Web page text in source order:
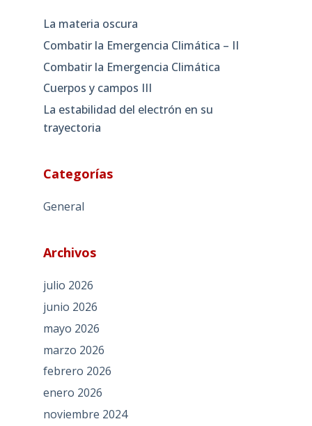
La materia oscura
Combatir la Emergencia Climática – II
Combatir la Emergencia Climática
Cuerpos y campos III
La estabilidad del electrón en su
trayectoria
Categorías
General
Archivos
julio 2026
junio 2026
mayo 2026
marzo 2026
febrero 2026
enero 2026
noviembre 2024